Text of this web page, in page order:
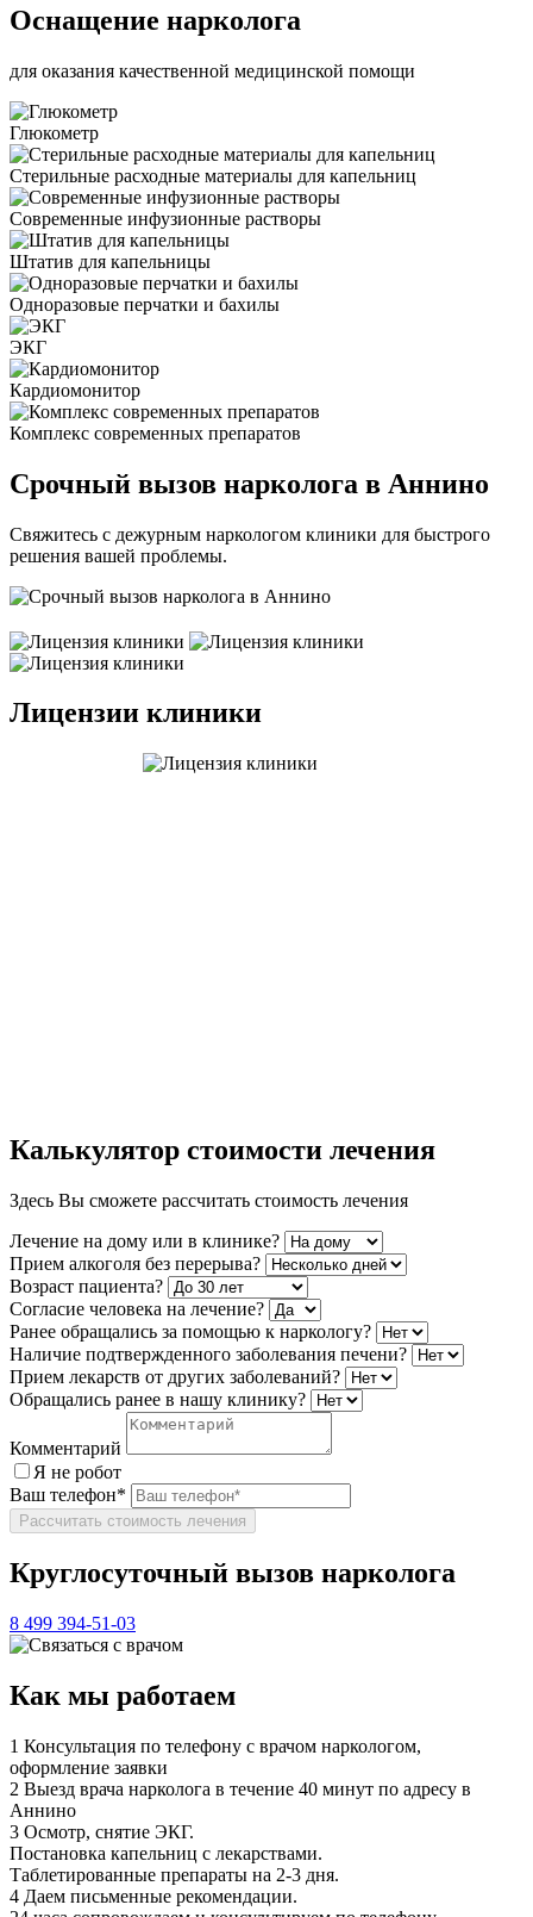
Оснащение нарколога
для оказания качественной медицинской помощи
Глюкометр
Стерильные расходные материалы для капельниц
Современные инфузионные растворы
Штатив для капельницы
Одноразовые перчатки и бахилы
ЭКГ
Кардиомонитор
Комплекс современных препаратов
Срочный вызов нарколога в Аннино
Свяжитесь с дежурным наркологом клиники для быстрого
решения вашей проблемы.
Лицензии клиники
Калькулятор стоимости лечения
Здесь Вы сможете рассчитать стоимость лечения
Лечение на дому или в клинике?
Прием алкоголя без перерыва?
Возраст пациента?
Согласие человека на лечение?
Ранее обращались за помощью к наркологу?
Наличие подтвержденного заболевания печени?
Прием лекарств от других заболеваний?
Обращались ранее в нашу клинику?
Комментарий
Я не робот
Ваш телефон*
Рассчитать стоимость лечения
Круглосуточный вызов нарколога
8 499 394-51-03
Как мы работаем
1 Консультация по телефону с врачом наркологом,
оформление заявки
2 Выезд врача нарколога в течение 40 минут по адресу в
Аннино
3 Осмотр, снятие ЭКГ.
Постановка капельниц с лекарствами.
Таблетированные препараты на 2-3 дня.
4 Даем письменные рекомендации.